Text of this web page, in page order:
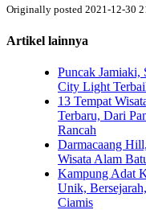
Originally posted 2021-12-30
Artikel lainnya
Puncak Jamiaki,
City Light
13 Tempat
Terbaru, Dari
Rancah
Darmacaang
Wisata Alam
Kampung Adat
Unik,
Ciamis